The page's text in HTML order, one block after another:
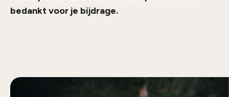
bedankt voor je bijdrage.